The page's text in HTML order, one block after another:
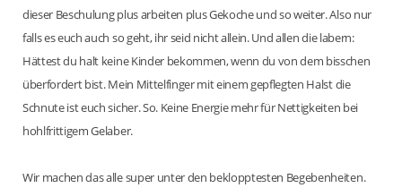
dieser Beschulung plus arbeiten plus Gekoche und so weiter. Also nur
falls es euch auch so geht, ihr seid nicht allein. Und allen die labern:
Hättest du halt keine Kinder bekommen, wenn du von dem bisschen
überfordert bist. Mein Mittelfinger mit einem gepflegten Halst die
Schnute ist euch sicher. So. Keine Energie mehr für Nettigkeiten bei
hohlfrittigem Gelaber.
Wir machen das alle super unter den beklopptesten Begebenheiten.